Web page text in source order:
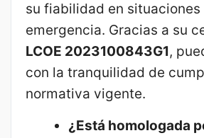
su fiabilidad en situaciones
emergencia. Gracias a su
LCOE 2023100843G1,
con la tranquilidad de
normativa vigente.
¿Está homologada